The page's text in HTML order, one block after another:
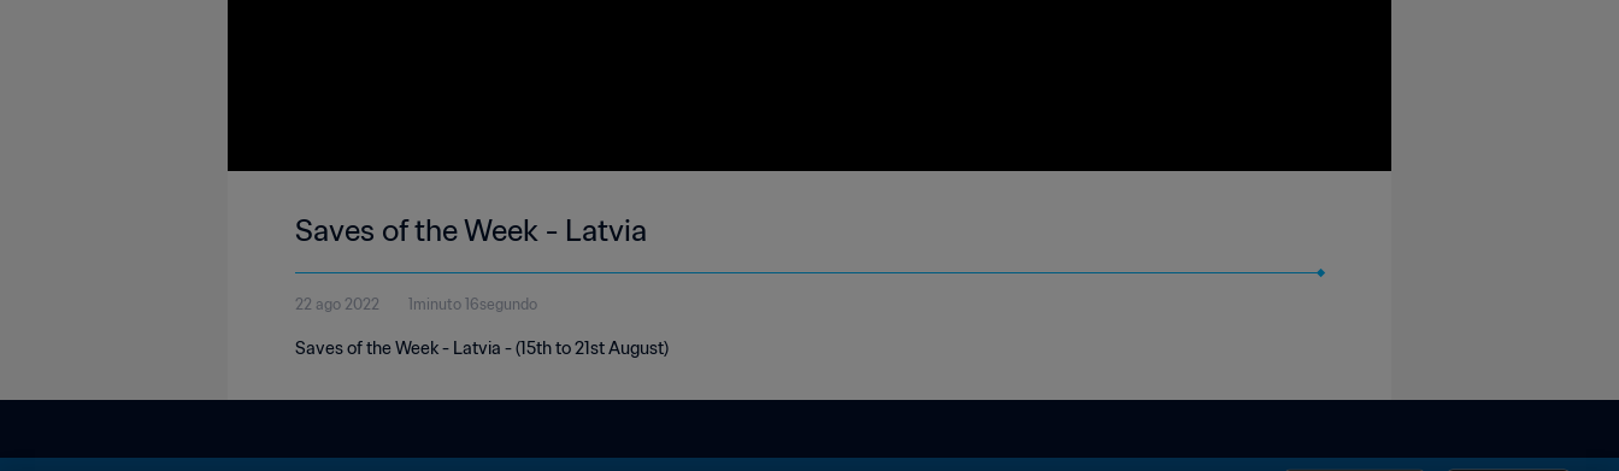
Saves of the Week - Latvia
22 ago 2022 1minuto 16segundo
Saves of the Week - Latvia - (15th to 21st August)